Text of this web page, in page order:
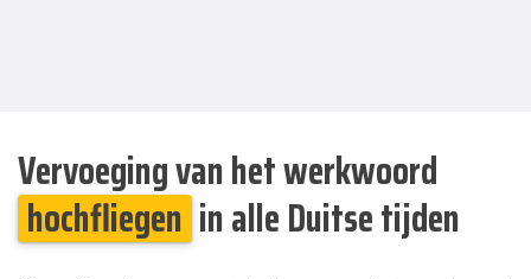
Vervoeging van het werkwoord
hochfliegen in alle Duitse tijden